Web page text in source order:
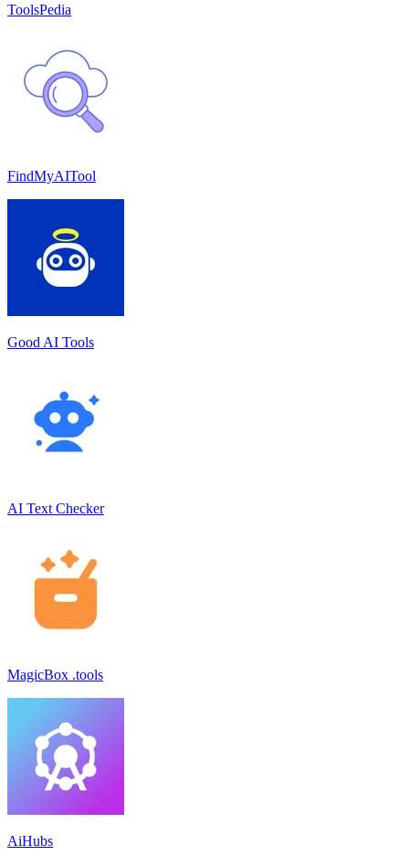
ToolsPedia
FindMyAITool
Good AI Tools
AI Text Checker
MagicBox .tools
AiHubs